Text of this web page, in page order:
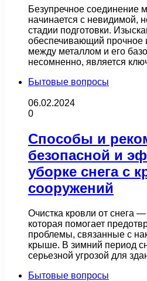
Безупречное соединение
начинается с невидимой,
стадии подготовки.
обеспечивающий прочное
между металлом и его
несомненно, является
Бытовые вопросы
06.02.2024
0
Способы и
безопасной и
уборке снега с
сооружений
Очистка кровли от снега
которая помогает
проблемы, связанные с
крыше. В зимний период
серьезной угрозой для
Бытовые вопросы